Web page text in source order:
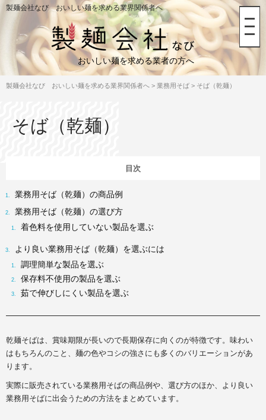
製麺会社なび おいしい麺を求める業界関係者へ
おいしい麺を求める業者の方へ
製麺会社なび おいしい麺を求める業界関係者へ > 業務用そば > そば（乾麺）
そば（乾麺）
業務用そば（乾麺）の商品例
業務用そば（乾麺）の選び方
着色料を使用していない製品を選ぶ
より良い業務用そば（乾麺）を選ぶには
調理簡単な製品を選ぶ
保存料不使用の製品を選ぶ
茹で伸びしにくい製品を選ぶ
乾麺そばは、賞味期限が長いので長期保存に向くのが特徴です。味わい
はもちろんのこと、麺の色やコシの強さにも多くのバリエーションがあ
ります。
実際に販売されている業務用そばの商品例や、選び方のほか、より良い
業務用そばに出会うための方法をまとめています。